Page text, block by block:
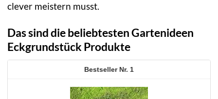
clever meistern musst.
Das sind die beliebtesten Gartenideen
Eckgrundstück Produkte
1